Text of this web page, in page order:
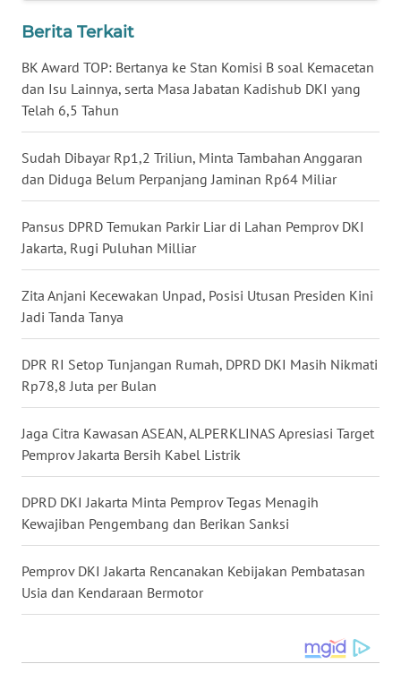
Berita Terkait
BK Award TOP: Bertanya ke Stan Komisi B soal Kemacetan
dan Isu Lainnya, serta Masa Jabatan Kadishub DKI yang
Telah 6,5 Tahun
Sudah Dibayar Rp1,2 Triliun, Minta Tambahan Anggaran
dan Diduga Belum Perpanjang Jaminan Rp64 Miliar
Pansus DPRD Temukan Parkir Liar di Lahan Pemprov DKI
Jakarta, Rugi Puluhan Milliar
Zita Anjani Kecewakan Unpad, Posisi Utusan Presiden Kini
Jadi Tanda Tanya
DPR RI Setop Tunjangan Rumah, DPRD DKI Masih Nikmati
Rp78,8 Juta per Bulan
Jaga Citra Kawasan ASEAN, ALPERKLINAS Apresiasi Target
Pemprov Jakarta Bersih Kabel Listrik
DPRD DKI Jakarta Minta Pemprov Tegas Menagih
Kewajiban Pengembang dan Berikan Sanksi
Pemprov DKI Jakarta Rencanakan Kebijakan Pembatasan
Usia dan Kendaraan Bermotor
WN
KALSEL
WN
KALTIM
WN
SULSEL
WN
GORONTALO
WN
SULUT
WN
MALUKU
WN
MALUT
DAIRI
TOBA